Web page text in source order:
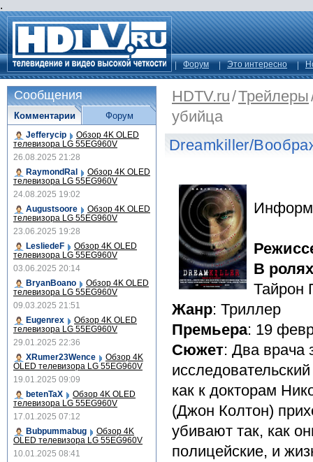
.
Форум Это интересно
HDTV.ru/Трейлеры
убийца
Dreamkiller/
В ролях
Тайрон
Жанр: Триллер
Премьера: 19
Сюжет: Два врача
как к докторам
(Джон Колтон)
убивают так, как
полицейские, и
Сообщения
Комментарии
Jefferycip Обзор 4K OLED
телевизора LG 55EG960V
26.08.2025 21:28
RaymondRal
Обзор 4K OLED
телевизора LG 55EG960V
24.08.2025 19:02
Augustsoore
Обзор 4K OLED
телевизора LG 55EG960V
23.06.2025 19:28
LesliedeF
Обзор 4K OLED
телевизора LG 55EG960V
03.06.2025 20:14
BryanBoano
Обзор 4K OLED
телевизора LG 55EG960V
09.03.2025 21:51
Eugenrex
Обзор 4K OLED
телевизора LG 55EG960V
29.01.2025 22:36
XRumer23Wence
Обзор 4K
OLED телевизора LG 55EG960V
19.01.2025 09:09
betenTaX
Обзор 4K OLED
телевизора LG 55EG960V
17.01.2025 07:12
Bubpummabug
Обзор 4K
OLED телевизора LG 55EG960V
10.01.2025 08:41
Форум